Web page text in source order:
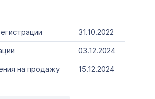
31.10.2022
03.12.2024
на продажу
15.12.2024